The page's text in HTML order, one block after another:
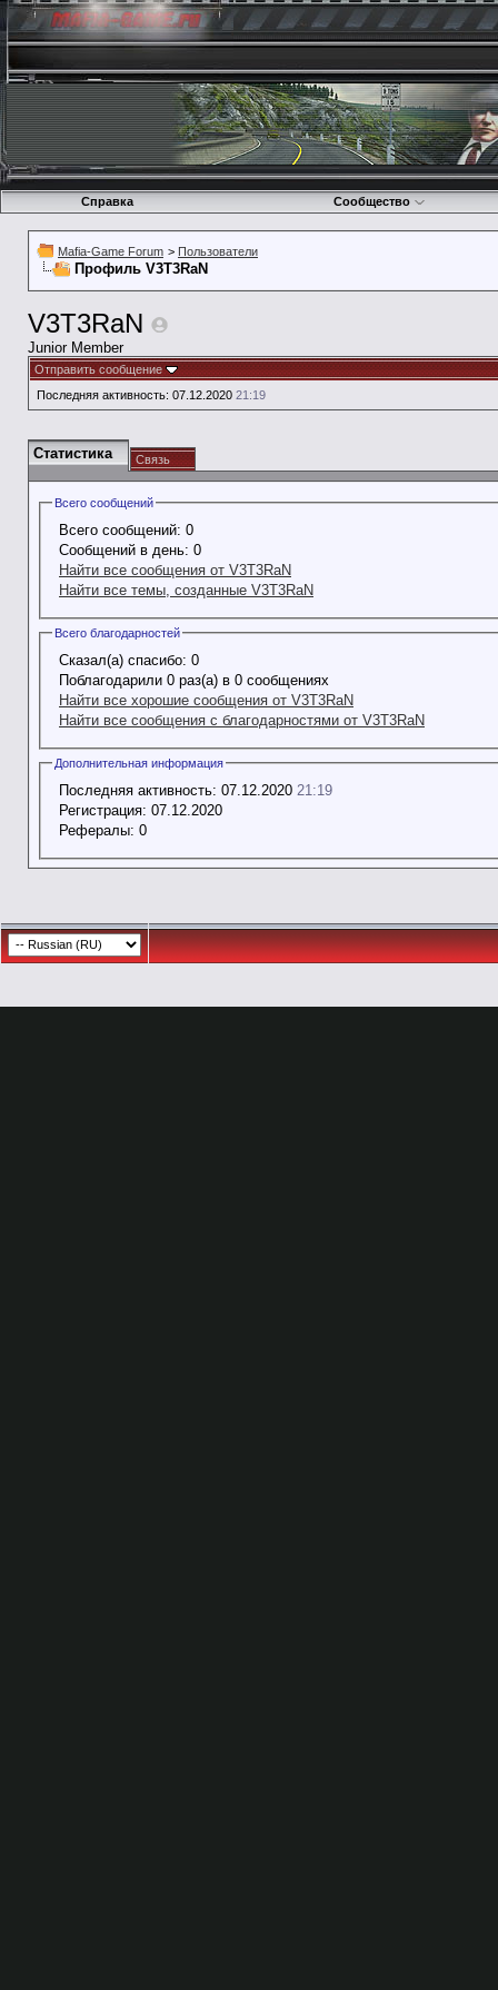
Справка Сообщество
Mafia-Game Forum > Пользователи
Профиль V3T3RaN
V3T3RaN
Junior Member
Отправить сообщение
Последняя активность: 07.12.2020 21:19
Статистика Связь
Всего сообщений
Всего сообщений: 0
Сообщений в день: 0
Найти все сообщения от V3T3RaN
Найти все темы, созданные V3T3RaN
Всего благодарностей
Сказал(а) спасибо: 0
Поблагодарили 0 раз(а) в 0 сообщениях
Найти все хорошие сообщения от V3T3RaN
Найти все сообщения с благодарностями от V3T3RaN
Дополнительная информация
Последняя активность: 07.12.2020 21:19
Регистрация: 07.12.2020
Рефералы: 0